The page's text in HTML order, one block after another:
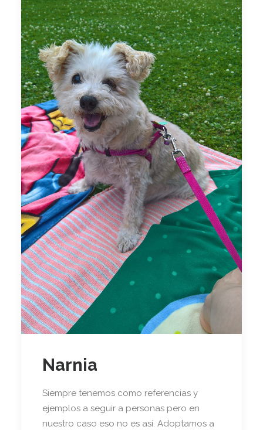
Narnia
Siempre tenemos como referencias y
ejemplos a seguir a personas pero en
nuestro caso eso no es así. Adoptamos a